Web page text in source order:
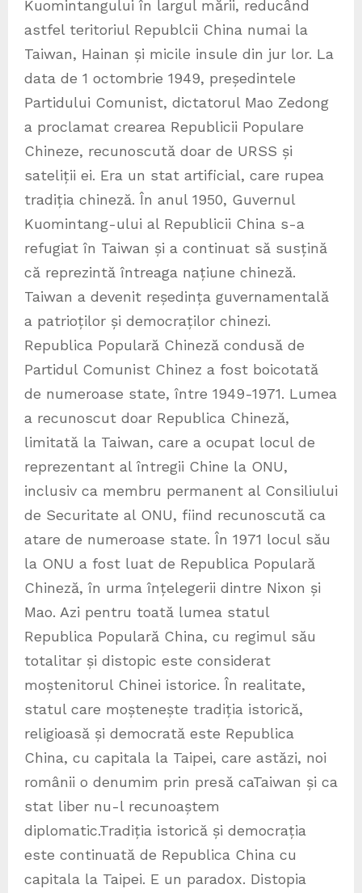
Kuomintangului în largul mării, reducând
astfel teritoriul Republcii China numai la
Taiwan, Hainan și micile insule din jur lor. La
data de 1 octombrie 1949, președintele
Partidului Comunist, dictatorul Mao Zedong
a proclamat crearea Republicii Populare
Chineze, recunoscută doar de URSS și
sateliții ei. Era un stat artificial, care rupea
tradiția chineză. În anul 1950, Guvernul
Kuomintang-ului al Republicii China s-a
refugiat în Taiwan și a continuat să susțină
că reprezintă întreaga națiune chineză.
Taiwan a devenit reședința guvernamentală
a patrioților și democraților chinezi.
Republica Populară Chineză condusă de
Partidul Comunist Chinez a fost boicotată
de numeroase state, între 1949-1971. Lumea
a recunoscut doar Republica Chineză,
limitată la Taiwan, care a ocupat locul de
reprezentant al întregii Chine la ONU,
inclusiv ca membru permanent al Consiliului
de Securitate al ONU, fiind recunoscută ca
atare de numeroase state. În 1971 locul său
la ONU a fost luat de Republica Populară
Chineză, în urma înțelegerii dintre Nixon și
Mao. Azi pentru toată lumea statul
Republica Populară China, cu regimul său
totalitar și distopic este considerat
moștenitorul Chinei istorice. În realitate,
statul care moștenește tradiția istorică,
religioasă și democrată este Republica
China, cu capitala la Taipei, care astăzi, noi
românii o denumim prin presă caTaiwan și ca
stat liber nu-l recunoaștem
diplomatic.Tradiția istorică și democrația
este continuată de Republica China cu
capitala la Taipei. E un paradox. Distopia